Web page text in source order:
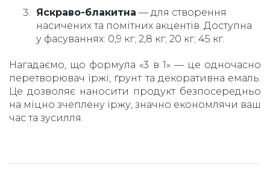
Яскраво-блакитна — для створення
насичених та помітних акцентів. Доступна
у фасуваннях: 0,9 кг; 2,8 кг; 20 кг; 45 кг.
Нагадаємо, що формула «3 в 1» — це одночасно
перетворювач іржі, ґрунт та декоративна емаль.
Це дозволяє наносити продукт безпосередньо
на міцно зчеплену іржу, значно економлячи ваш
час та зусилля.